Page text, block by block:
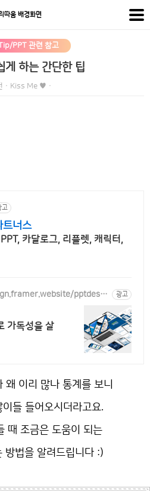
따움 배경화면
PPT 관련 참고
게 하는 간단한 팁
· Kiss Me ♥ ·
고
트너스
카달로그, 리플렛, 캐릭터,
pptdesig
광고
가독성을 살
왜 이리 많나 통계를 보니
들 들어오시더라고요.
때 조금은 도움이 되는
방법을 알려드립니다 :)